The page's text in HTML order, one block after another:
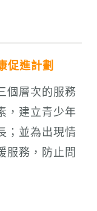
促進計劃
個層次的服務
，建立青少年
；並為出現情
服務，防止問